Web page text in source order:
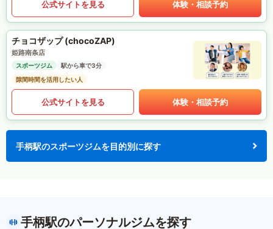
公式サイトを見る 体験・相談予約
チョコザップ (chocoZAP)
姫路南条店
スポーツジム
駅から車で3分
隙間時間を活用したい人
公式サイトを見る 体験・相談予約
手柄駅のスポーツジムを目的別に探す
手柄駅のパーソナルジムを探す